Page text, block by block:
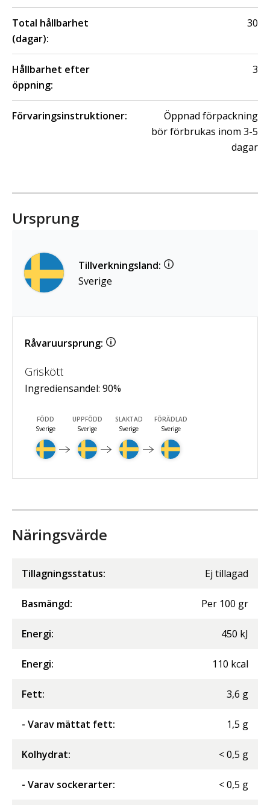
Total hållbarhet
(dagar):
30
Hållbarhet efter
öppning:
3
Förvaringsinstruktioner:
Öppnad förpackning
bör förbrukas inom 3-5
dagar
Ursprung
Tillverkningsland:
Sverige
Råvaruursprung:
Griskött
Ingrediensandel: 90%
FÖDD
Sverige
UPPFÖDD
Sverige
SLAKTAD
Sverige
FÖRÄDLAD
Sverige
Näringsvärde
Tillagningsstatus: Ej tillagad
Basmängd: Per 100 gr
Energi: 450 kJ
Energi: 110 kcal
Fett: 3,6 g
- Varav mättat fett: 1,5 g
Kolhydrat: <0,5 g
- Varav sockerarter: <0,5 g